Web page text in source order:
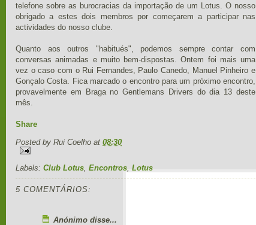
telefone sobre as burocracias da importação de um Lotus. O nosso
obrigado a estes dois membros por começarem a participar nas
actividades do nosso clube.
Quanto aos outros "habitués", podemos sempre contar com
conversas animadas e muito bem-dispostas. Ontem foi mais uma
vez o caso com o Rui Fernandes, Paulo Canedo, Manuel Pinheiro e
Gonçalo Costa. Fica marcado o encontro para um próximo encontro,
provavelmente em Braga no Gentlemans Drivers do dia 13 deste
mês.
Share
Posted by Rui Coelho at 08:30
Labels: Club Lotus Encontros Lotus
5 COMENTÁRIOS:
Anónimo disse...